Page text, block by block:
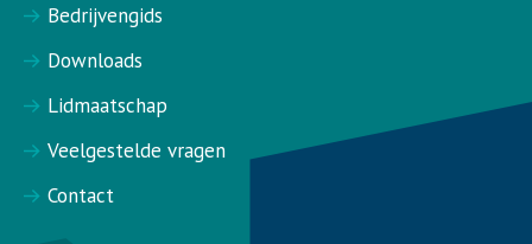
Bedrijvengids
Downloads
Lidmaatschap
Veelgestelde vragen
Contact